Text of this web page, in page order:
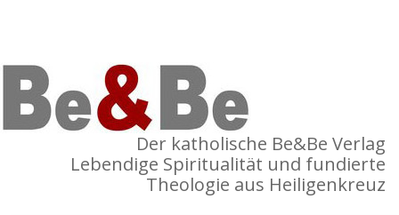
Der katholische Be&Be Verlag
Lebendige Spiritualität und fundierte
Theologie aus Heiligenkreuz